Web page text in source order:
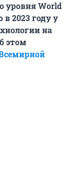
уровня World
в 2023 году у
на
этом